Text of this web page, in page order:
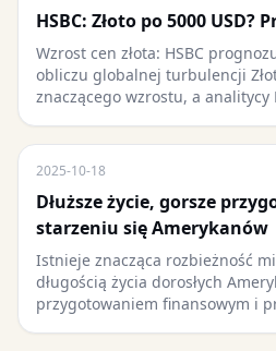
HSBC: Złoto po 5000 USD?
Wzrost cen złota: HSBC
obliczu globalnej turbulencji
znaczącego wzrostu, a analitycy
2025-10-18
Dłuższe życie, gorsze
starzeniu się Amerykanów
Istnieje znacząca rozbieżność
długością życia dorosłych
przygotowaniem finansowym i